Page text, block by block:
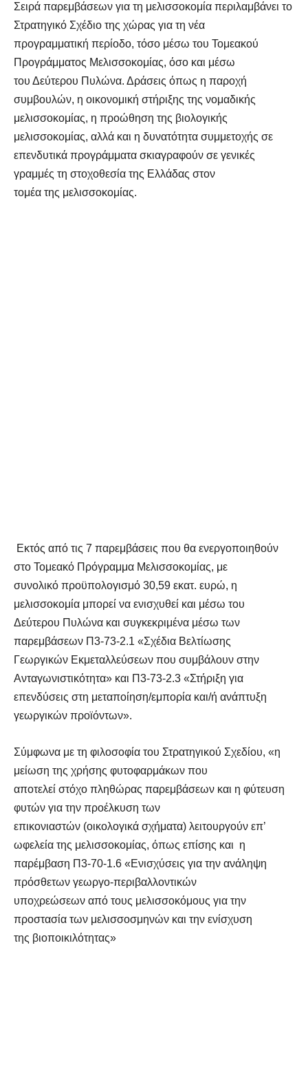
Σειρά παρεμβάσεων για τη μελισσοκομία περιλαμβάνει το
Στρατηγικό Σχέδιο της χώρας για τη νέα
προγραμματική περίοδο, τόσο μέσω του Τομεακού
Προγράμματος Μελισσοκομίας, όσο και μέσω
του Δεύτερου Πυλώνα. Δράσεις όπως η παροχή
συμβουλών, η οικονομική στήριξης της νομαδικής
μελισσοκομίας, η προώθηση της βιολογικής
μελισσοκομίας, αλλά και η δυνατότητα συμμετοχής σε
επενδυτικά προγράμματα σκιαγραφούν σε γενικές
γραμμές τη στοχοθεσία της Ελλάδας στον
τομέα της μελισσοκομίας.
Εκτός από τις 7 παρεμβάσεις που θα ενεργοποιηθούν
στο Τομεακό Πρόγραμμα Μελισσοκομίας, με
συνολικό προϋπολογισμό 30,59 εκατ. ευρώ, η
μελισσοκομία μπορεί να ενισχυθεί και μέσω του
Δεύτερου Πυλώνα και συγκεκριμένα μέσω των
παρεμβάσεων Π3-73-2.1 «Σχέδια Βελτίωσης
Γεωργικών Εκμεταλλεύσεων που συμβάλουν στην
Ανταγωνιστικότητα» και Π3-73-2.3 «Στήριξη για
επενδύσεις στη μεταποίηση/εμπορία και/ή ανάπτυξη
γεωργικών προϊόντων».
Σύμφωνα με τη φιλοσοφία του Στρατηγικού Σχεδίου, «η
μείωση της χρήσης φυτοφαρμάκων που
αποτελεί στόχο πληθώρας παρεμβάσεων και η φύτευση
φυτών για την προέλκυση των
επικονιαστών (οικολογικά σχήματα) λειτουργούν επ’
ωφελεία της μελισσοκομίας, όπως επίσης και η
παρέμβαση Π3-70-1.6 «Ενισχύσεις για την ανάληψη
πρόσθετων γεωργο-περιβαλλοντικών
υποχρεώσεων από τους μελισσοκόμους για την
προστασία των μελισσοσμηνών και την ενίσχυση
της βιοποικιλότητας»